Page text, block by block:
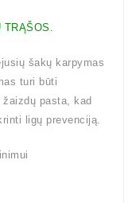
šakų karpymas
turi būti
pasta, kad
ligų prevenciją.